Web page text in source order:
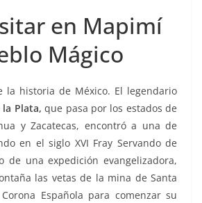
ai at
s
A
p
p
ss
e
n
g
er
e
gr
a
m
m
p
ar
tir
en Mapimí
Mágico
la historia de México. El legendario
la Plata, que pasa por los estados de
y Zacatecas, encontró a una de
en el siglo XVI Fray Servando de
de una expedición evangelizadora,
las vetas de la mina de Santa
Española para comenzar su